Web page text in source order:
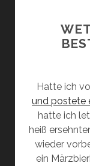
Hatte ich
und postete
hatte ich
heiß
wieder
ein